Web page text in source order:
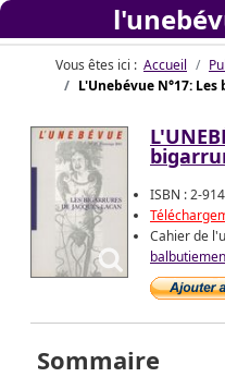
Vous êtes ici : Accueil
L'Unebévue N°17:
ISBN : 2-
Cahier de
Sommaire